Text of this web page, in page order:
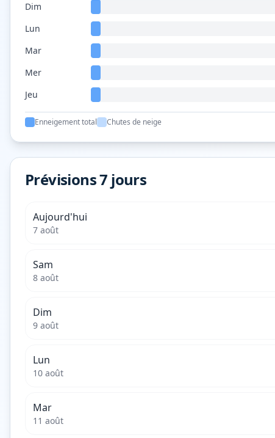
Dim
Lun
Mar
Mer
Jeu
Enneigement total Chutes de neige
Prévisions 7 jours
Aujourd'hui
7 août
Sam
8 août
Dim
9 août
Lun
10 août
Mar
11 août